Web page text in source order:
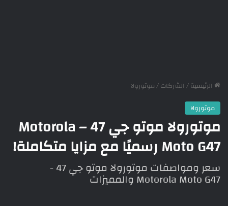
الرئيسية/ الشركات/موتورولا
موتورولا
موتورولا موتو جي 47 – Motorola
Moto G47 رسميًا مع مزايا متكاملة!
سعر ومواصفات موتورولا موتو جي 47 -
Motorola Moto G47 والمميزات